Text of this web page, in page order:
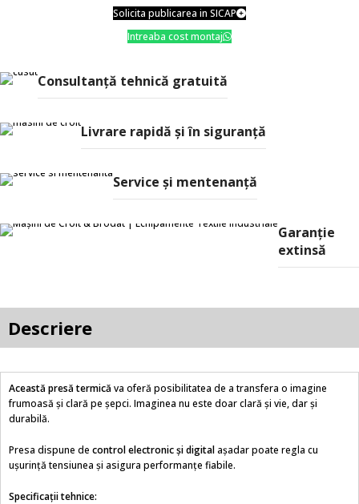
Solicita publicarea in SICAP
Intreaba cost montaj
Consultanţă tehnică gratuită
Livrare rapidă şi în siguranţă
Service și mentenanță
Garanție
extinsă
Descriere
Această presă termică va oferă posibilitatea de a transfera o imagine
frumoasă și clară pe șepci. Imaginea nu este doar clară și vie, dar și
durabilă.
Presa dispune de control electronic și digital așadar poate regla cu
uşurință tensiunea și asigura performanțe fiabile.
Specificații tehnice: